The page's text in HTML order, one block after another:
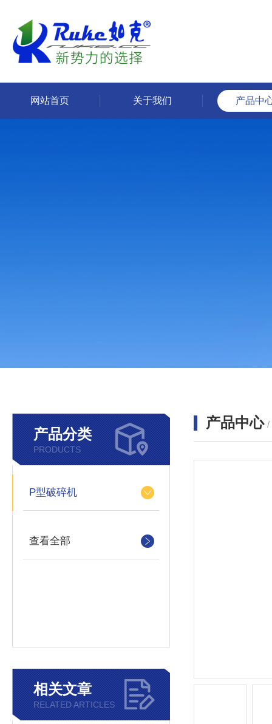
网站首页 关于我们 产品中
产品分类
PRODUCTS
P型破碎机
查看全部
相关文章
RELATED ARTICLES
产品中心 /